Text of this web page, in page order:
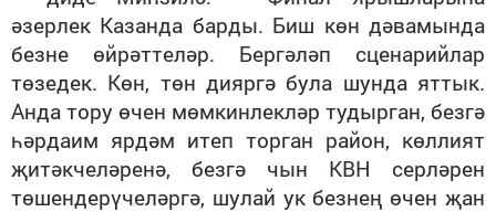
әзерлек Казанда барды. Биш көн дәвамында
безне өйрәттеләр. Бергәләп сценарийлар
төзедек. Көн, төн дияргә була шунда яттык.
Анда тору өчен мөмкинлекләр тудырган, безгә
һәрдаим ярдәм итеп торган район, көллият
җитәкчеләренә, безгә чын КВН серләрен
төшендерүчеләргә, шулай ук безнең өчен җан